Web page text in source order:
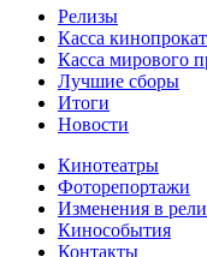
Релизы
Касса
Касса мирового
Лучшие сборы
Итоги
Новости
Кинотеатры
Фоторепортажи
Изменения в
Кинособытия
Контакты